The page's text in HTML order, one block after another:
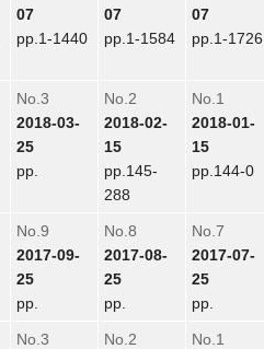
07
pp.1-1440
07
pp.1-1584
07
pp.1-1726
No.3
2018-03-
25
pp.
No.2
2018-02-
15
pp.145-
288
No.1
2018-01-
15
pp.144-0
No.9
2017-09-
25
pp.
No.8
2017-08-
25
pp.
No.7
2017-07-
25
pp.
No.3
No.2
No.1